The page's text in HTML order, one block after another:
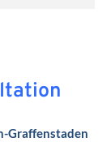
Graffenstaden